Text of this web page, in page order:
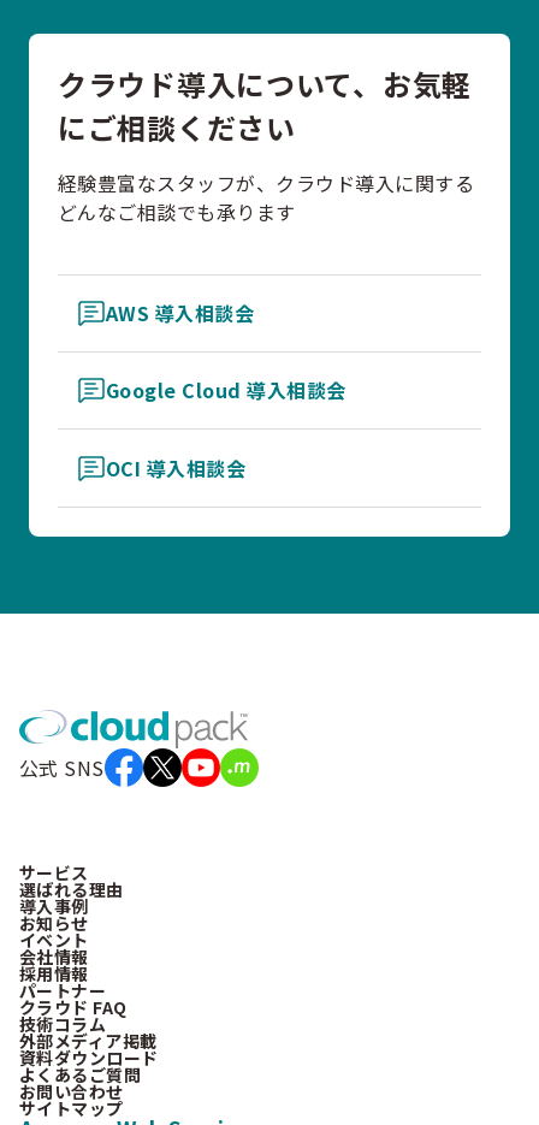
クラウド導入について、お気軽
にご相談ください
経験豊富なスタッフが、クラウド導入に関する
どんなご相談でも承ります
AWS 導入相談会
Google Cloud 導入相談会
OCI 導入相談会
公式 SNS
サービス
選ばれる理由
導入事例
お知らせ
イベント
会社情報
採用情報
パートナー
クラウド FAQ
技術コラム
外部メディア掲載
資料ダウンロード
よくあるご質問
お問い合わせ
サイトマップ